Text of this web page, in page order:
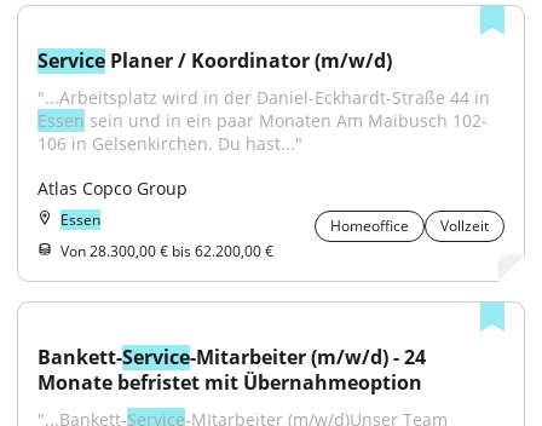
Service Planer / Koordinator (m/w/d)
Essen sein und in ein paar Monaten Am Maibusch 102-
106 in Gelsenkirchen. Du hast..."
Atlas Copco Group
Essen Homeoffice
Vollzeit
Von 28.300,00 € bis 62.200,00 €
Bankett-Service-Mitarbeiter (m/w/d) - 24
Monate befristet mit Übernahmeoption
"...Bankett-Service-MItarbeiter (m/w/d)Unser Team